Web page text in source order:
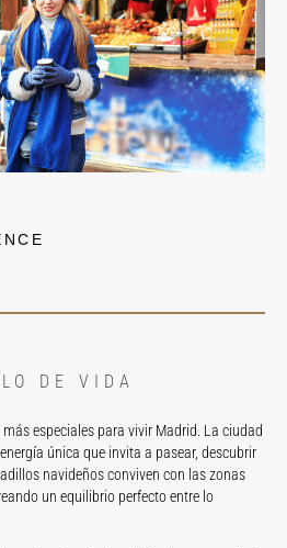
DE VIDA
especiales para vivir Madrid. La ciudad
única que invita a pasear, descubrir
navideños conviven con las zonas
un equilibrio perfecto entre lo